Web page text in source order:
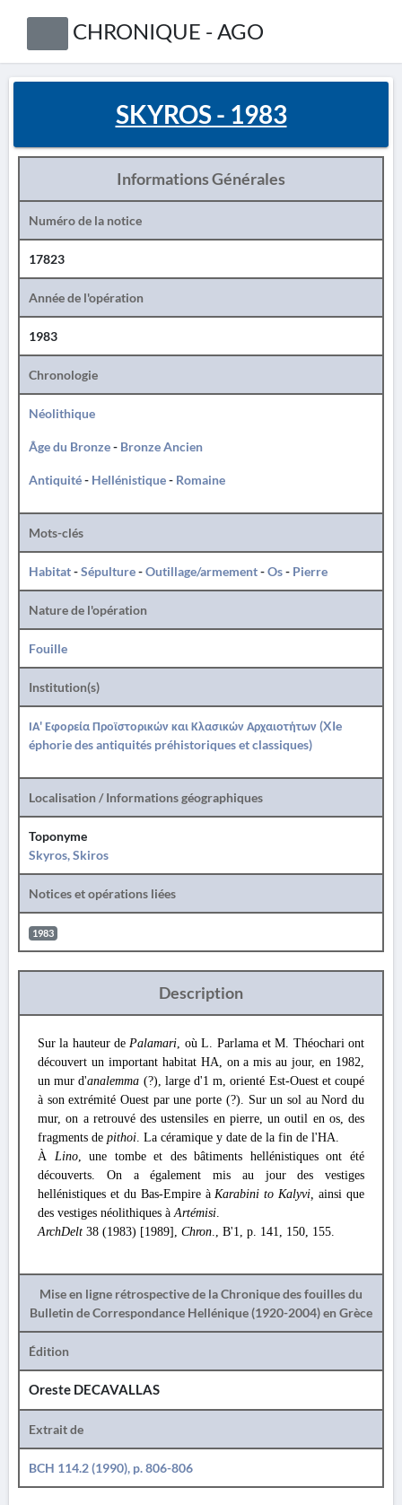
CHRONIQUE - AGO
SKYROS - 1983
Informations Générales
Numéro de la notice
17823
Année de l'opération
1983
Chronologie
Néolithique
Âge du Bronze- Bronze Ancien
Antiquité- Hellénistique- Romaine
Mots-clés
Habitat-Sépulture-Outillage/armement-Os- Pierre
Nature de l'opération
Fouille
Institution(s)
ΙΑ' Εφορεία Προϊστορικών και Κλασικών Αρχαιοτήτων (XIe
éphorie des antiquités préhistoriques et classiques)
Localisation / Informations géographiques
Toponyme
Skyros, Skiros
Notices et opérations liées
1983
Description
Sur la hauteur dePalamari, où L. Parlama et M. Théochari ont
découvert un important habitat HA, on a mis au jour, en 1982,
un mur d'analemma (?), large d'1 m, orienté Est-Ouest et coupé
à son extrémité Ouest par une porte (?). Sur un sol au Nord du
mur, on a retrouvé des ustensiles en pierre, un outil en os, des
fragments de pithoi. La céramique y date de la fin de l'ΗΑ.
À Lino, une tombe et des bâtiments hellénistiques ont été
découverts. On a également mis au jour des vestiges
hellénistiques et du Bas-Empire àKarabini to Kalyvi, ainsi que
des vestiges néolithiques àArtémisi.
ArchDelt 38 (1983) [1989], Chron., Β'1, p. 141, 150, 155.
Mise en ligne rétrospective de la Chronique des fouilles du
Bulletin de Correspondance Hellénique (1920-2004) en Grèce
Édition
Oreste DECAVALLAS
Extrait de
BCH 114.2 (1990), p. 806-806